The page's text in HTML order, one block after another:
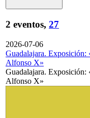
2 eventos, 27
2026-07-06
Guadalajara. Exposición:
Alfonso X»
Guadalajara. Exposición:
Alfonso X»